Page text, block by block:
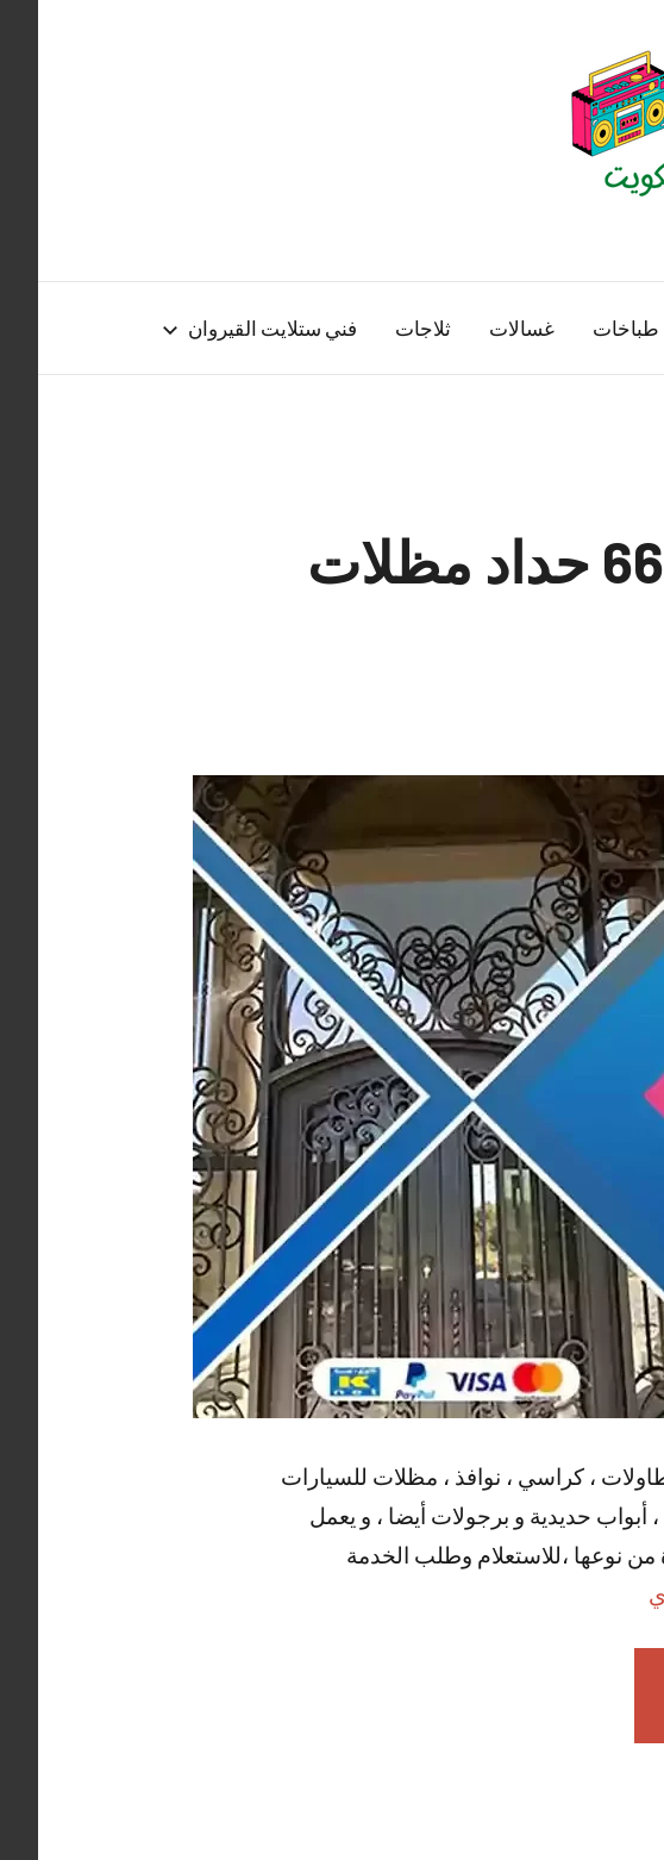
طباخات غسالات ثلاجات فني ستلايت القيروان
حداد الفردوس هندي 66405051 حداد مظلات
، كراسي ، نوافذ ، مظلات للسيارات
أبواب حديدية و برجولات أيضا ، و يعمل
من نوعها ،للاستعلام وطلب الخدمة